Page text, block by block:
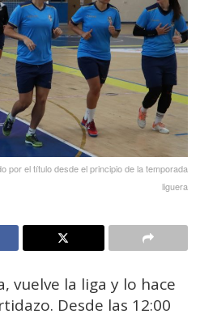
por el título desde el principio de la temporada
liguera
vuelve la liga y lo hace
Desde las 12:00